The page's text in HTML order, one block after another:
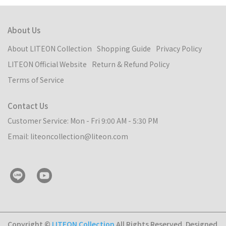
About Us
About LITEON Collection Shopping Guide
Privacy Policy
LITEON Official Website
Return & Refund Policy
Terms of Service
Contact Us
Customer Service: Mon - Fri 9:00 AM - 5:30 PM
Email: liteoncollection@liteon.com
Copyright © LITEON Collection All Rights Reserved. Designed